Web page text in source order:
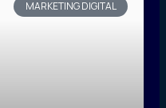
MARKETING DIGITAL